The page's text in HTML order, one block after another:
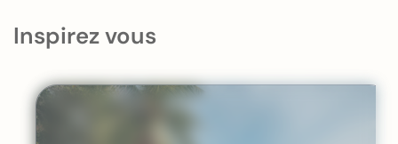
Inspirez vous